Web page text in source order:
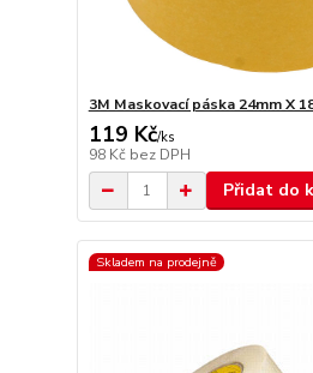
3M Maskovací páska 24mm X
119 Kč/ks
98 Kč bez DPH
Přidat do
Skladem na prodejně